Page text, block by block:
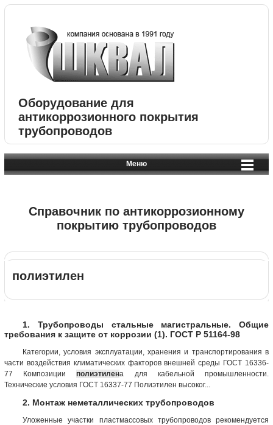
Оборудование для
антикоррозионного покрытия
трубопроводов
Меню
Справочник по антикоррозионному
покрытию трубопроводов
полиэтилен
1. Трубопроводы стальные магистральные. Общие
требования к защите от коррозии (1). ГОСТ Р 51164-98
Категории, условия эксплуатации, хранения и транспортирования в
части воздействия климатических факторов внешней среды ГОСТ 16336-
77 Композицииполиэтилена для кабельной промышленности.
Технические условия ГОСТ 16337-77 Полиэтилен высоког...
2. Монтаж неметаллических трубопроводов
Уложенные участки пластмассовых трубопроводов рекомендуется